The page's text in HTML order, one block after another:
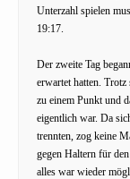
Unterzahl spielen
19:17.
Der zweite Tag
erwartet hatten.
zu einem Punkt und
eigentlich war. Da
trennten, zog keine
gegen Haltern für
alles war wieder